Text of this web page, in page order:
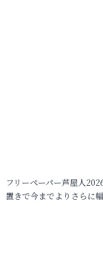
フリーペーパー芦屋人
置きで今までよりさらに